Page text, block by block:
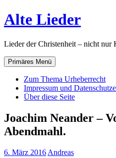
Zum
Inhalt
Alte Lieder
Lieder der Christenheit – nicht nur
Primäres Menü
Zum Thema Urheberrecht
Impressum und
Über diese Seite
Joachim Neander –
Abendmahl.
6. März 2016 Andreas